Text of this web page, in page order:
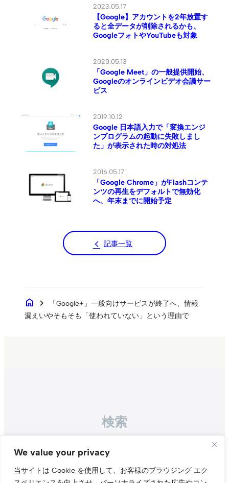
We value your privacy
当サイトは Cookie を使用して、お客様のブラウジング エク
2023.05.17
【Google】アカウントを2年放置す
ると全データが削除されるかも、
GoogleフォトやYouTubeも対象
2020.05.13
「Google Meet」の一般提供開始、
Googleのオンラインビデオ会議サー
ビス
2019.10.12
Google 日本語入力で「変換エンジ
ンプログラムの起動に失敗しまし
た」が表示された時の対処法
2016.05.17
「Google Chrome」がFlashコンテ
ンツの再生をデフォルトで無効化
へ、年末までに開始予定
記事一覧
home chevron_right
「Google+」一般向けサービスが終了へ、情報
漏えいやそもそも「使われていない」という理由で
検索
Search